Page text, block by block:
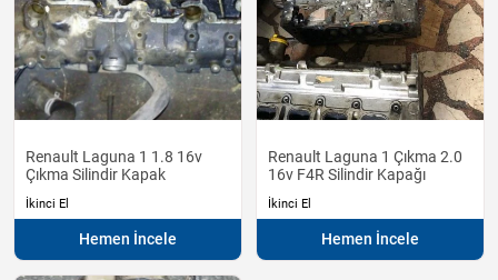
Renault Laguna 1 1.8 16v
Çıkma Silindir Kapak
İkinci El
Hemen İncele
Renault Laguna 1 Çıkma 2.0
16v F4R Silindir Kapağı
İkinci El
Hemen İncele